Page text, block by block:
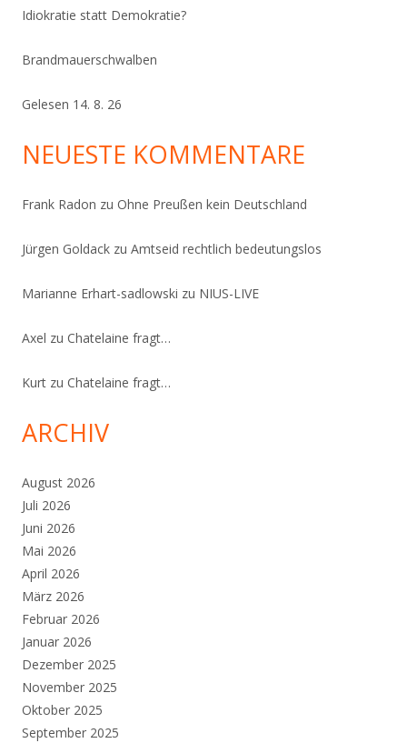
Idiokratie statt Demokratie?
Brandmauerschwalben
Gelesen 14. 8. 26
NEUESTE KOMMENTARE
Frank Radon zu Ohne Preußen kein Deutschland
Jürgen Goldack zu Amtseid rechtlich bedeutungslos
Marianne Erhart-sadlowski zu NIUS-LIVE
Axel zu Chatelaine fragt…
Kurt zu Chatelaine fragt…
ARCHIV
August 2026
Juli 2026
Juni 2026
Mai 2026
April 2026
März 2026
Februar 2026
Januar 2026
Dezember 2025
November 2025
Oktober 2025
September 2025